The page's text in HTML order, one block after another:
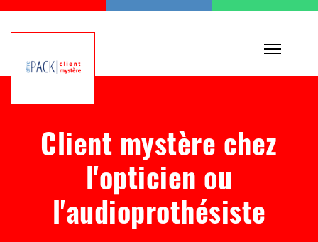
Client mystère chez
l'opticien ou
l'audioprothésiste